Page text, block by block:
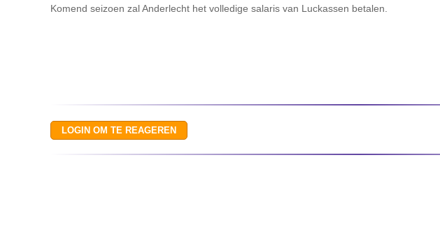
Komend seizoen zal Anderlecht het volledige salaris van Luckassen betalen.